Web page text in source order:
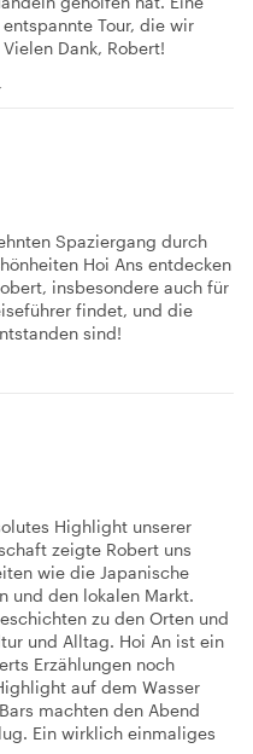
Tour, die wir
Dank, Robert!
Spaziergang durch
Hoi Ans entdecken
insbesondere auch für
findet, und die
sind!
Highlight unserer
zeigte Robert uns
wie die Japanische
und den lokalen Markt.
zu den Orten und
und Alltag. Hoi An ist ein
Erzählungen noch
auf dem Wasser
machten den Abend
Ein wirklich einmaliges